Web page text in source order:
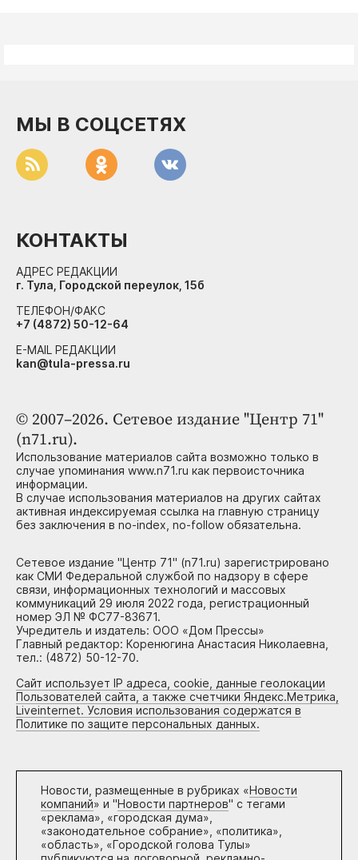
© 2007–2026. Сетевое издание "Центр 71"
(n71.ru).
Использование материалов сайта возможно только в
случае упоминания www.n71.ru как первоисточника
информации.
В случае использования материалов на других сайтах
активная индексируемая ссылка на главную страницу
без заключения в no-index, no-follow обязательна.
Сетевое издание "Центр 71" (n71.ru) зарегистрировано
как СМИ Федеральной службой по надзору в сфере
связи, информационных технологий и массовых
коммуникаций 29 июля 2022 года, регистрационный
номер ЭЛ № ФС77-83671.
Учредитель и издатель: ООО «Дом Прессы»
Главный редактор: Коренюгина Анастасия Николаевна,
тел.: (4872) 50-12-70.
Сайт использует IP адреса, cookie, данные геолокации
Пользователей сайта, а также счетчики Яндекс.Метрика,
Liveinternet. Условия использования содержатся в
Политике по защите персональных данных.
Новости, размещенные в рубриках «Новости
компаний» и "Новости партнеров" с тегами
«реклама», «городская дума»,
«законодательное собрание», «политика»,
«область», «Городской голова Тулы»
МЫ В СОЦСЕТЯХ
КОНТАКТЫ
АДРЕС РЕДАКЦИИ
г. Тула, Городской переулок, 15б
ТЕЛЕФОН/ФАКС
+7 (4872) 50-12-64
E-MAIL РЕДАКЦИИ
kan@tula-pressa.ru